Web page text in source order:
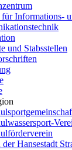
Informations-
und Stabsstellen
Hansestadt